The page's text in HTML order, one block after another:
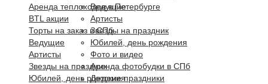
Ведущие
Артисты
Звезды на праздник
Юбилей, день рождения
Фото и видео
Аренда фотобудки в СПб
Детские праздники
Аренда теплоходов в Петербурге
BTL акции
Торты на заказ в СПб
Ведущие
Артисты
Звезды на праздник
Юбилей, день рождения